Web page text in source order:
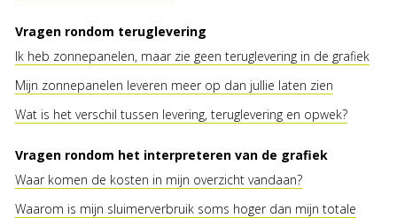
Vragen rondom teruglevering
Ik heb zonnepanelen, maar zie geen teruglevering in de grafiek
Mijn zonnepanelen leveren meer op dan jullie laten zien
Wat is het verschil tussen levering, teruglevering en opwek?
Vragen rondom het interpreteren van de grafiek
Waar komen de kosten in mijn overzicht vandaan?
Waarom is mijn sluimerverbruik soms hoger dan mijn totale